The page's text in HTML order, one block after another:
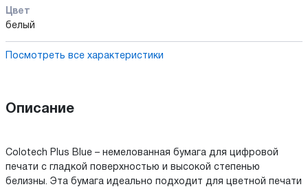
Цвет
белый
Посмотреть все характеристики
Описание
Colotech Plus Blue – немелованная бумага для цифровой
печати c гладкой поверхностью и высокой степенью
белизны. Эта бумага идеально подходит для цветной печати